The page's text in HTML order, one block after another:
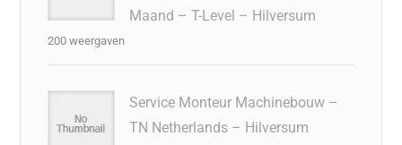
Maand – T-Level – Hilversum
200 weergaven
Service Monteur Machinebouw –
TN Netherlands – Hilversum